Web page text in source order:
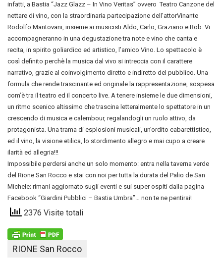
infatti, a Bastia “Jazz Glazz – In Vino Veritas” ovveroTeatro Canzone del
nettare di vino, con la straordinaria partecipazione dell’attorVinante
Rodolfo Mantovani, insieme ai musicisti Aldo, Carlo, Graziano e Rob. Vi
accompagneranno in una degustazione tra note e vino che canta e
recita, in spirito goliardico ed artistico, l’amico Vino. Lo spettacolo è
così definito perchè la musica dal vivo si intreccia con il carattere
narrativo, grazie al coinvolgimento diretto e indiretto del pubblico. Una
formula che rende trascinante ed originale la rappresentazione, sospesa
com’è tra il teatro ed il concerto live. A tenere insieme le due dimensioni,
un ritmo scenico altissimo che trascina letteralmente lo spettatore in un
crescendo di musica e calembour, regalandogli un ruolo attivo, da
protagonista. Una trama di esplosioni musicali, un’ordito cabarettistico,
ed il vino, la visione etilica, lo stordimento allegro e mai cupo a creare
ilarità ed allegria!!!
Impossibile perdersi anche un solo momento: entra nella taverna verde
del Rione San Rocco e stai con noi per tutta la durata del Palio de San
Michele; rimani aggiornato sugli eventi e sui super ospiti dalla pagina
Facebook “Giardini Pubblici – Bastia Umbra”… non te ne pentirai!
2376 Visite totali
RIONE San Rocco